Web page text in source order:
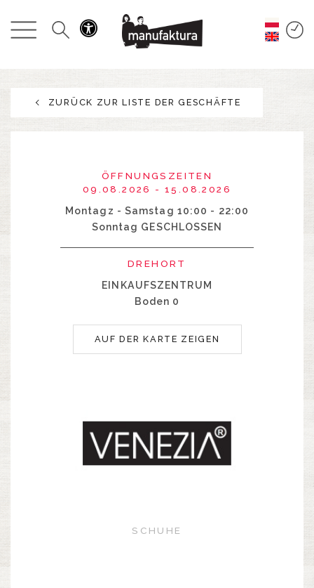
GESCHEHEN
ANGEBOTE
RESTAURANTS
ZURÜCK ZUR LISTE DER GESCHÄFTE
ÖFFNUNGSZEITEN
09.08.2026 - 15.08.2026
Montagz - Samstag 10:00 - 22:00
Sonntag GESCHLOSSEN
DREHORT
EINKAUFSZENTRUM
Boden 0
AUF DER KARTE ZEIGEN
SCHUHE